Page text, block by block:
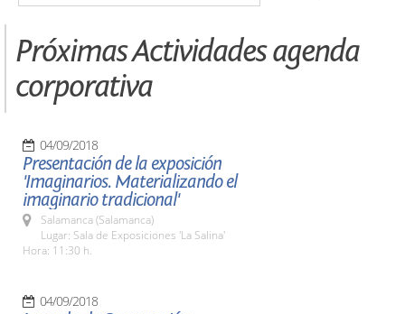
Próximas Actividades agenda
corporativa
04/09/2018
Presentación de la exposición
'Imaginarios. Materializando el
imaginario tradicional'
Salamanca (Salamanca)
Lugar: Sala de Exposiciones 'La Salina'
Hora: 11:30 h.
04/09/2018